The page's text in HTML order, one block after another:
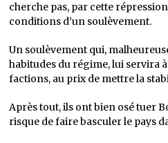
cherche pas, par cette
conditions d’un soulèvement.
Un soulèvement qui,
habitudes du régime, lui servira
factions, au prix de mettre la
Après tout, ils ont bien osé tuer
risque de faire basculer le pays